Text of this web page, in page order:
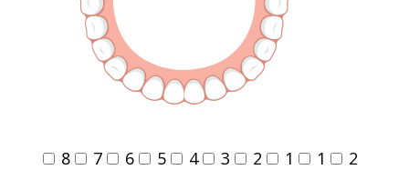
8 7 6 5 4 3 2 1 1
2